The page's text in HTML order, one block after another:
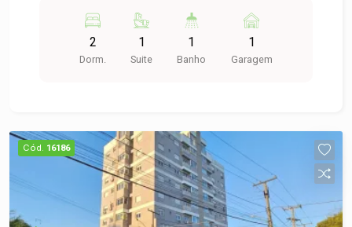
confraternização, garantindo um espaço
aconchegante em qualquer época do ano. Possui
ainda 1 vaga de garagem, trazendo mais
e tudo o que facilita a rotina. Um imóvel ideal para
morar ou investir, unindo conforto, funcionalidade
e excelente localização. Agende uma visita e
venha se encantar!
2
Dorm.
1
Suite
1
Banho
1
Garagem
Cód. 16186